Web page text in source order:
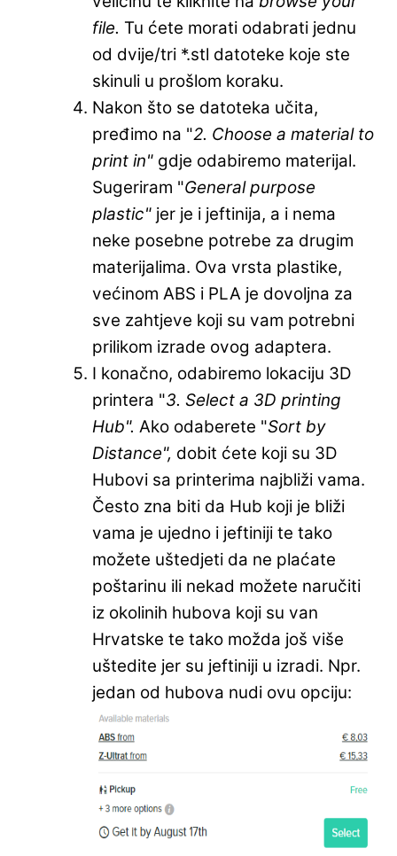
file. Tu ćete morati odabrati jednu
od dvije/tri *.stl datoteke koje ste
skinuli u prošlom koraku.
Nakon što se datoteka učita,
pređimo na "2. Choose a material to
print in" gdje odabiremo materijal.
Sugeriram "General purpose
plastic" jer je i jeftinija, a i nema
neke posebne potrebe za drugim
materijalima. Ova vrsta plastike,
većinom ABS i PLA je dovoljna za
sve zahtjeve koji su vam potrebni
prilikom izrade ovog adaptera.
I konačno, odabiremo lokaciju 3D
printera "3. Select a 3D printing
Hub". Ako odaberete "Sort by
Distance", dobit ćete koji su 3D
Hubovi sa printerima najbliži vama.
Često zna biti da Hub koji je bliži
vama je ujedno i jeftiniji te tako
možete uštedjeti da ne plaćate
poštarinu ili nekad možete naručiti
iz okolinih hubova koji su van
Hrvatske te tako možda još više
uštedite jer su jeftiniji u izradi. Npr.
jedan od hubova nudi ovu opciju: